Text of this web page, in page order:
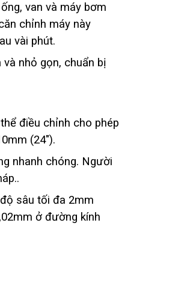
van và máy bơm
chỉnh máy này
vài phút.
nhỏ gọn, chuẩn bị
điều chỉnh cho phép
(24″).
nhanh chóng. Người
sâu tối đa 2mm
ở đường kính